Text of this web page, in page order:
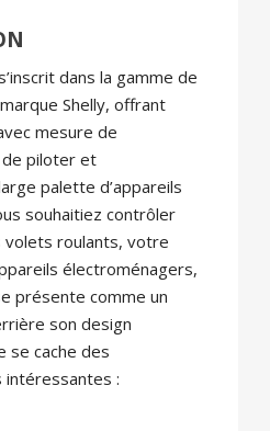
dans la gamme de
Shelly, offrant
mesure de
de piloter et
palette d’appareils
souhaitiez contrôler
volets roulants, votre
électroménagers,
présente comme un
son design
se cache des
: